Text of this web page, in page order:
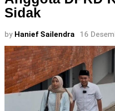
Sidak
by Hanief Sailendra 16